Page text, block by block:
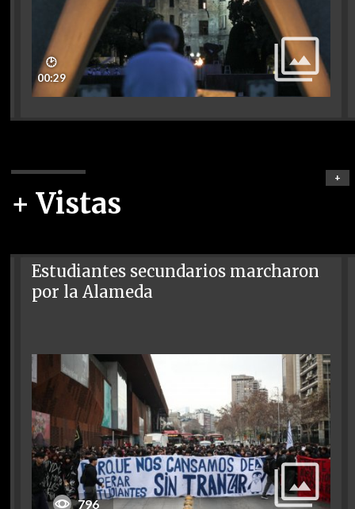
🕑
00:29
+ Vistas
+
Estudiantes secundarios marcharon
por la Alameda
796